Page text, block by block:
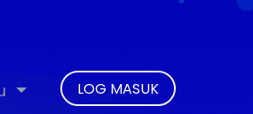
LOG MASUK